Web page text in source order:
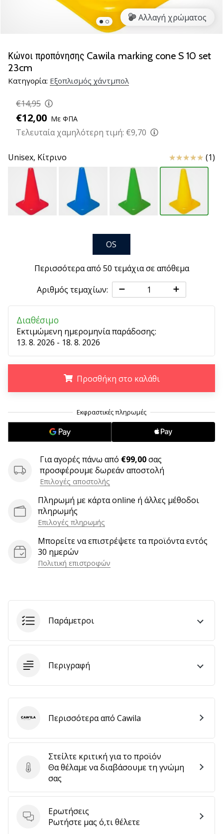
Accelerate
NITRO
SQD
5!
τις
τεχνικές
αναβαθμίσεις
αν
αξίζει…
25. 11. 2024
χάντμπολ
μας
Είσαι
λάτρης
του
όπως
πρεσβευτής/
μας
Εμφάνιση
των
άρθρων
Αλλαγή χρώματος
Κώνοι προπόνησης Cawila marking cone S 10 set
23cm
Κατηγορία: Εξοπλισμός χάντμπολ
€14,95
€12,00 Με ΦΠΑ
Τελευταία χαμηλότερη τιμή: €9,70
Unisex, Κίτρινο Κριτικές (1)
OS
Περισσότερα από 50 τεμάχια σε απόθεμα
Αριθμός τεμαχίων:
Διαθέσιμο
Εκτιμώμενη ημερομηνία παράδοσης:
13. 8. 2026 - 18. 8. 2026
Προσθήκη στο καλάθι
Για αγορές πάνω από €99,00σας
προσφέρουμε δωρεάν αποστολή
Επιλογές αποστολής
Πληρωμή με κάρτα online ή άλλες μέθοδοι
πληρωμής
Επιλογές πληρωμής
Μπορείτε να επιστρέψετε τα προϊόντα εντός
30 ημερών
Πολιτική επιστροφών
Παράμετροι
Περιγραφή
Στείλτε κριτική για το προϊόν
Στείλτε κριτική για το προϊόν
Θα θέλαμε να διαβάσουμε τη γνώμη
σας
Ερωτήσεις
Ερωτήσεις
Ρωτήστε μας ό,τι θέλετε
CawilaΠερισσότερα από Cawila